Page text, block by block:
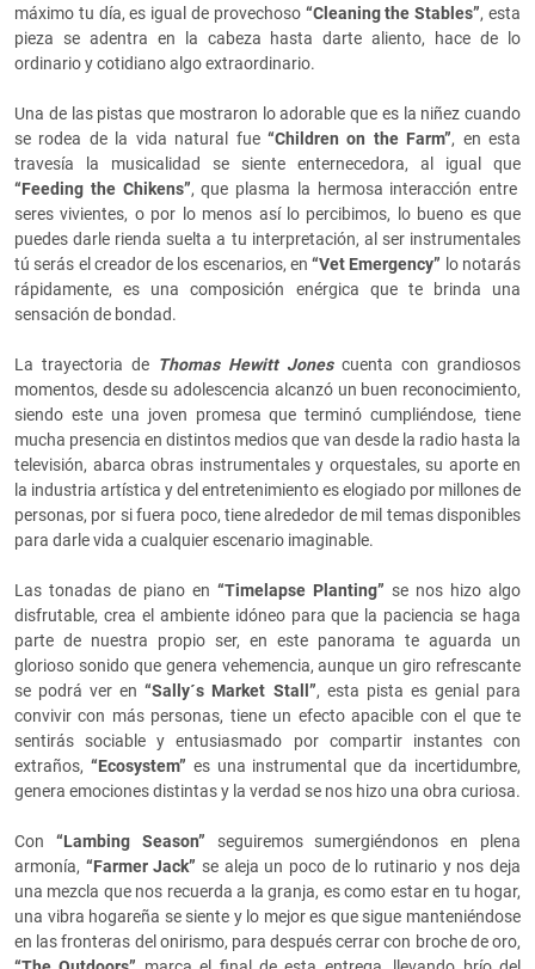
máximo tu día, es igual de provechoso “Cleaning the Stables”, esta
pieza se adentra en la cabeza hasta darte aliento, hace de lo
ordinario y cotidiano algo extraordinario.
Una de las pistas que mostraron lo adorable que es la niñez cuando
se rodea de la vida natural fue “Children on the Farm”, en esta
travesía la musicalidad se siente enternecedora, al igual que
“Feeding the Chikens”, que plasma la hermosa interacción entre
seres vivientes, o por lo menos así lo percibimos, lo bueno es que
puedes darle rienda suelta a tu interpretación, al ser instrumentales
tú serás el creador de los escenarios, en“Vet Emergency” lo notarás
rápidamente, es una composición enérgica que te brinda una
sensación de bondad.
La trayectoria de Thomas Hewitt Jonescuenta con grandiosos
momentos, desde su adolescencia alcanzó un buen reconocimiento,
siendo este una joven promesa que terminó cumpliéndose, tiene
mucha presencia en distintos medios que van desde la radio hasta la
televisión, abarca obras instrumentales y orquestales, su aporte en
la industria artística y del entretenimiento es elogiado por millones de
personas, por si fuera poco, tiene alrededor de mil temas disponibles
para darle vida a cualquier escenario imaginable.
Las tonadas de piano en “Timelapse Planting” se nos hizo algo
disfrutable, crea el ambiente idóneo para que la paciencia se haga
parte de nuestra propio ser, en este panorama te aguarda un
glorioso sonido que genera vehemencia, aunque un giro refrescante
se podrá ver en“Sally´s Market Stall”, esta pista es genial para
convivir con más personas, tiene un efecto apacible con el que te
sentirás sociable y entusiasmado por compartir instantes con
extraños, “Ecosystem” es una instrumental que da incertidumbre,
genera emociones distintas y la verdad se nos hizo una obra curiosa.
Con “Lambing Season” seguiremos sumergiéndonos en plena
armonía, “Farmer Jack” se aleja un poco de lo rutinario y nos deja
una mezcla que nos recuerda a la granja, es como estar en tu hogar,
una vibra hogareña se siente y lo mejor es que sigue manteniéndose
en las fronteras del onirismo, para después cerrar con broche de oro,